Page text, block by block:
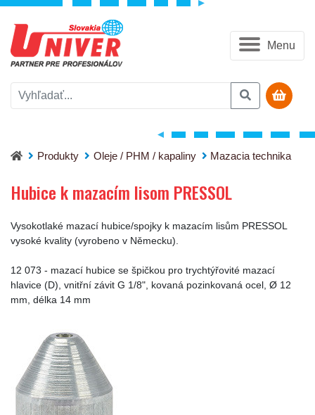
Menu
Produkty Oleje / PHM / kapaliny Mazacia technika
Hubice k mazacím lisom PRESSOL
Hubice k mazacím lisom PRESSOL
Vysokotlaké mazací hubice/spojky k mazacím lisům PRESSOL
vysoké kvality (vyrobeno v Německu).
12 073 - mazací hubice se špičkou pro trychtýřovité mazací
hlavice (D), vnitřní závit G 1/8", kovaná pozinkovaná ocel, Ø 12
mm, délka 14 mm